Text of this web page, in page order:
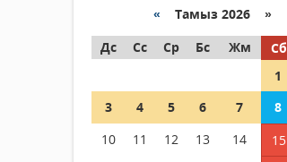
« Тамыз 2026 »
Дс
Сс Ср Бс Жм Сб
1
3
4 5 6 7 8
10
11 12 13 14 15